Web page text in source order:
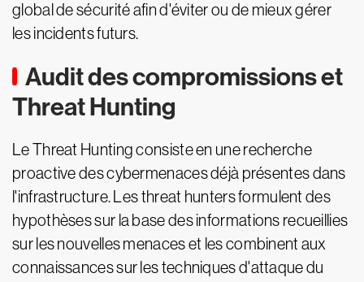
global de sécurité afin d'éviter ou de mieux gérer
les incidents futurs.
Audit des compromissions et
Threat Hunting
Le Threat Hunting consiste en une recherche
proactive des cybermenaces déjà présentes dans
l'infrastructure. Les threat hunters formulent des
hypothèses sur la base des informations recueillies
sur les nouvelles menaces et les combinent aux
connaissances sur les techniques d'attaque du